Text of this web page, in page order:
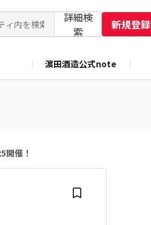
詳細検
索
新規登録
濵田酒造公式note
開催！